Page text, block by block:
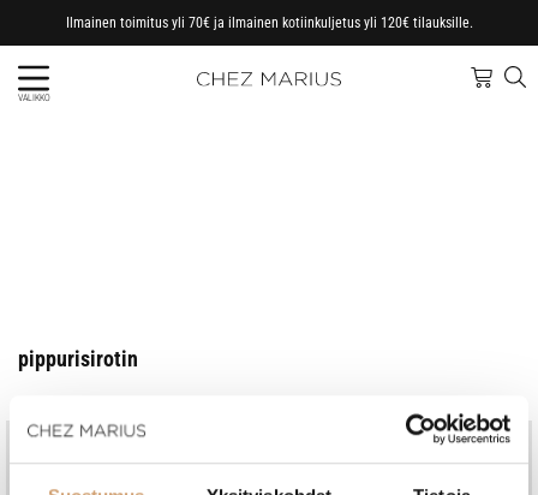
Ilmainen toimitus yli 70€ ja ilmainen kotiinkuljetus yli 120€ tilauksille.
VALIKKO
pippurisirotin
Jo vuodesta 1997
Kotimainen perheyritys